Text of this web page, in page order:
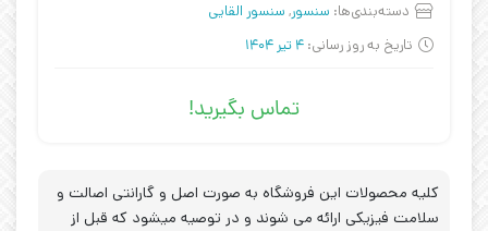
دسته‌بندی‌ها: سنسور, سنسور القایی
تاریخ به روز رسانی: 4 تیر 1404
تماس بگیرید!
کلیه محصولات این فروشگاه به صورت اصل و گارانتی اصالت و
سلامت فیزیکی ارائه می شوند و در توصیه میشود که قبل از